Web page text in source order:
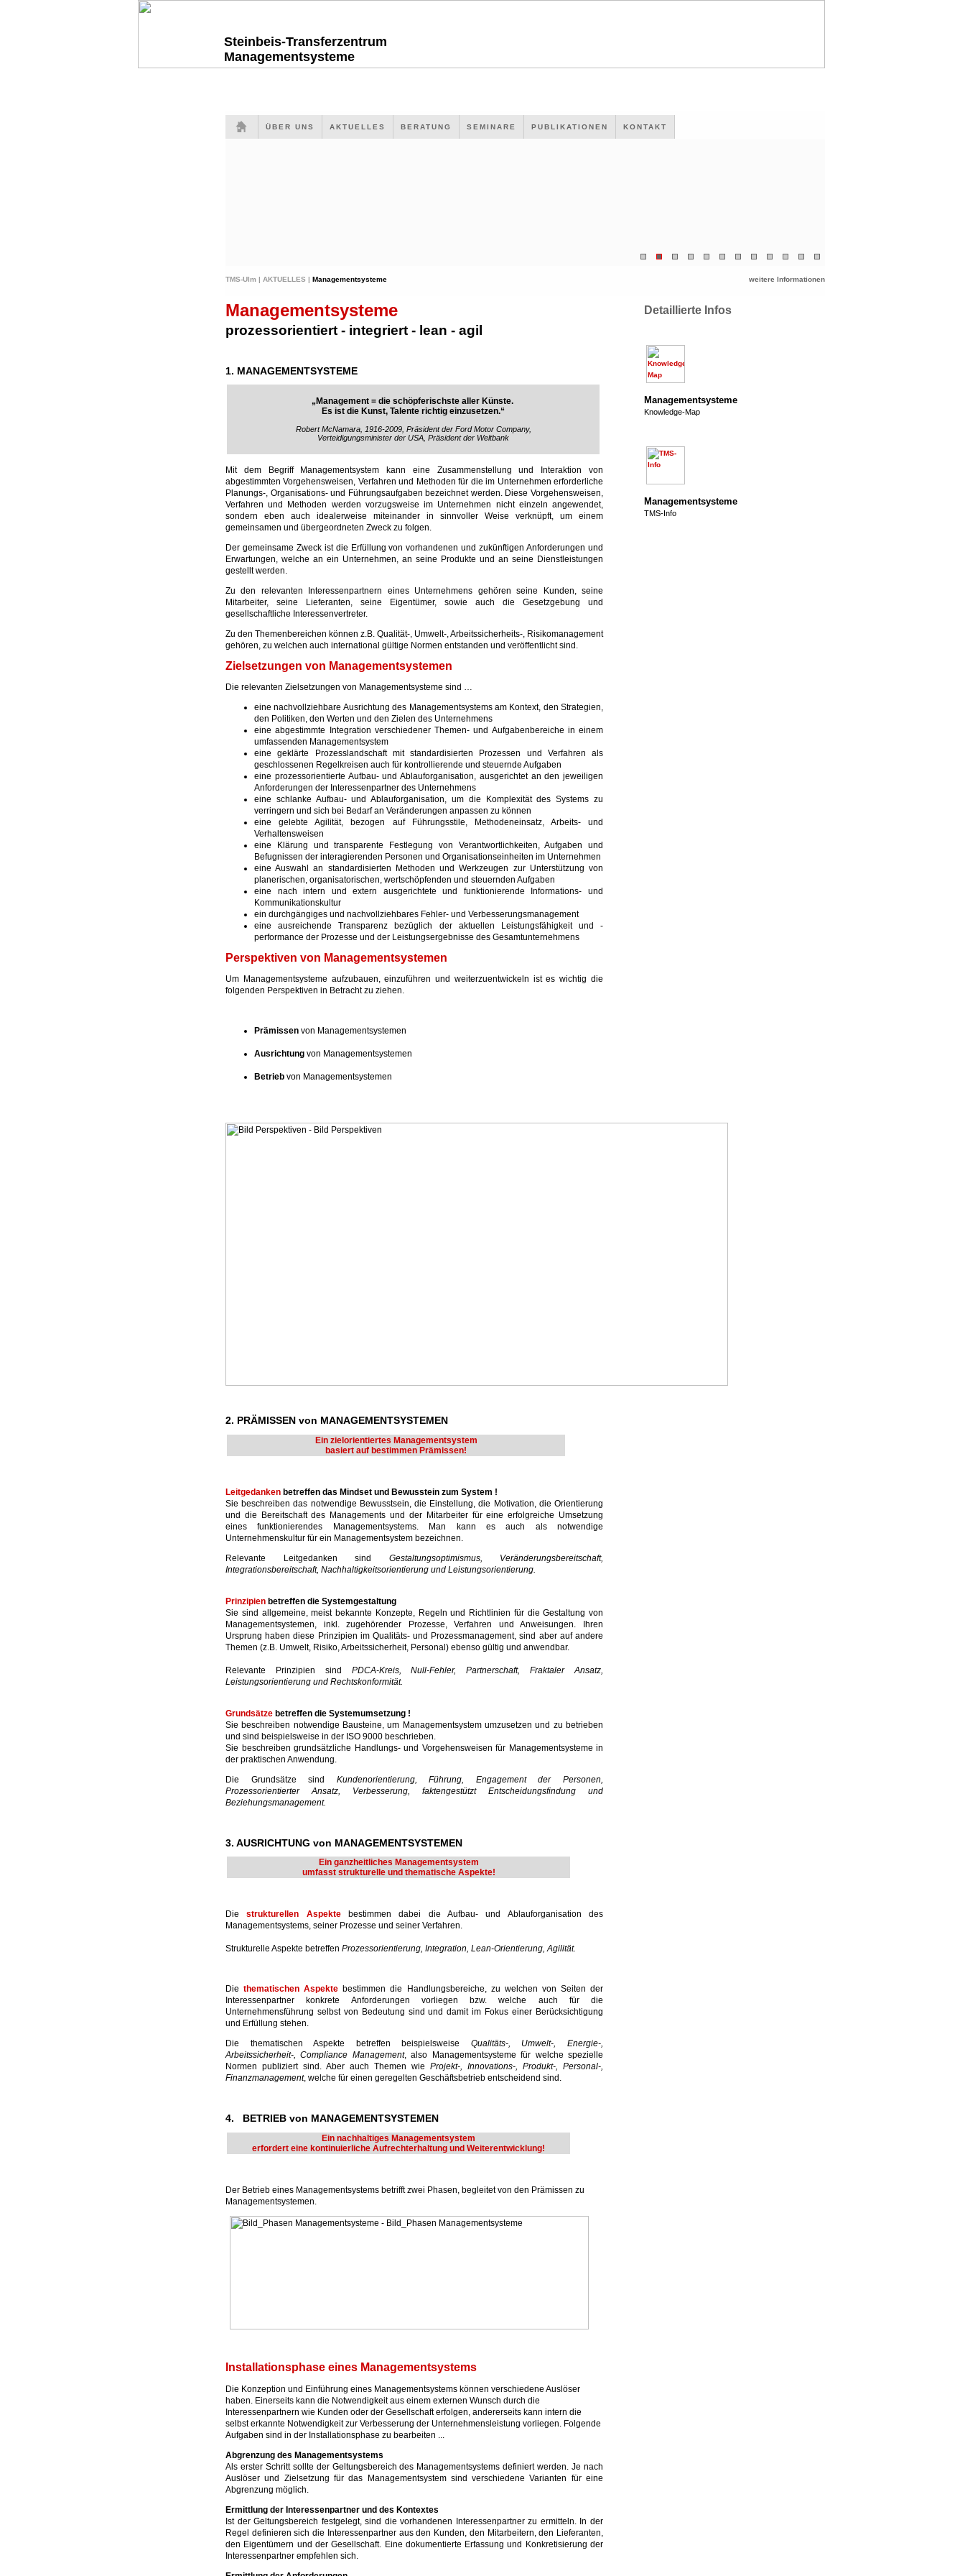
Steinbeis-Transferzentrum
Managementsysteme
ÜBER UNS AKTUELLES BERATUNG SEMINARE PUBLIKATIONEN KONTAKT
TMS-Ulm | AKTUELLES | Managementsysteme weitere Informationen
Managementsysteme
prozessorientiert - integriert - lean - agil
1. MANAGEMENTSYSTEME
„Management = die schöpferischste aller Künste.
Es ist die Kunst, Talente richtig einzusetzen.“
Robert McNamara, 1916-2009, Präsident der Ford Motor Company,
Verteidigungsminister der USA, Präsident der Weltbank
Mit dem Begriff Managementsystem kann eine Zusammenstellung und Interaktion von
abgestimmten Vorgehensweisen, Verfahren und Methoden für die im Unternehmen erforderliche
Planungs-, Organisations- und Führungsaufgaben bezeichnet werden. Diese Vorgehensweisen,
Verfahren und Methoden werden vorzugsweise im Unternehmen nicht einzeln angewendet,
sondern eben auch idealerweise miteinander in sinnvoller Weise verknüpft, um einem
gemeinsamen und übergeordneten Zweck zu folgen.
Der gemeinsame Zweck ist die Erfüllung von vorhandenen und zukünftigen Anforderungen und
Erwartungen, welche an ein Unternehmen, an seine Produkte und an seine Dienstleistungen
gestellt werden.
Zu den relevanten Interessenpartnern eines Unternehmens gehören seine Kunden, seine
Mitarbeiter, seine Lieferanten, seine Eigentümer, sowie auch die Gesetzgebung und
gesellschaftliche Interessenvertreter.
Zu den Themenbereichen können z.B. Qualität-, Umwelt-, Arbeitssicherheits-, Risikomanagement
gehören, zu welchen auch international gültige Normen entstanden und veröffentlicht sind.
Zielsetzungen von Managementsystemen
Die relevanten Zielsetzungen von Managementsysteme sind …
eine nachvollziehbare Ausrichtung des Managementsystems am Kontext, den Strategien,
den Politiken, den Werten und den Zielen des Unternehmens
eine abgestimmte Integration verschiedener Themen- und Aufgabenbereiche in einem
umfassenden Managementsystem
eine geklärte Prozesslandschaft mit standardisierten Prozessen und Verfahren als
geschlossenen Regelkreisen auch für kontrollierende und steuernde Aufgaben
eine prozessorientierte Aufbau- und Ablauforganisation, ausgerichtet an den jeweiligen
Anforderungen der Interessenpartner des Unternehmens
eine schlanke Aufbau- und Ablauforganisation, um die Komplexität des Systems zu
verringern und sich bei Bedarf an Veränderungen anpassen zu können
eine gelebte Agilität, bezogen auf Führungsstile, Methodeneinsatz, Arbeits- und
Verhaltensweisen
eine Klärung und transparente Festlegung von Verantwortlichkeiten, Aufgaben und
Befugnissen der interagierenden Personen und Organisationseinheiten im Unternehmen
eine Auswahl an standardisierten Methoden und Werkzeugen zur Unterstützung von
planerischen, organisatorischen, wertschöpfenden und steuernden Aufgaben
eine nach intern und extern ausgerichtete und funktionierende Informations- und
Kommunikationskultur
ein durchgängiges und nachvollziehbares Fehler- und Verbesserungsmanagement
eine ausreichende Transparenz bezüglich der aktuellen Leistungsfähigkeit und -
performance der Prozesse und der Leistungsergebnisse des Gesamtunternehmens
Perspektiven von Managementsystemen
Um Managementsysteme aufzubauen, einzuführen und weiterzuentwickeln ist es wichtig die
folgenden Perspektiven in Betracht zu ziehen.
Prämissen von Managementsystemen
Ausrichtung von Managementsystemen
Betrieb von Managementsystemen
2. PRÄMISSEN von MANAGEMENTSYSTEMEN
Ein zielorientiertes Managementsystem
basiert auf bestimmen Prämissen!
Leitgedanken betreffen das Mindset und Bewusstein zum System !
Sie beschreiben das notwendige Bewusstsein, die Einstellung, die Motivation, die Orientierung
und die Bereitschaft des Managements und der Mitarbeiter für eine erfolgreiche Umsetzung
eines funktionierendes Managementsystems. Man kann es auch als notwendige
Unternehmenskultur für ein Managementsystem bezeichnen.
Relevante Leitgedanken sind Gestaltungsoptimismus, Veränderungsbereitschaft,
Integrationsbereitschaft, Nachhaltigkeitsorientierung und Leistungsorientierung.
Prinzipien betreffen die Systemgestaltung
Sie sind allgemeine, meist bekannte Konzepte, Regeln und Richtlinien für die Gestaltung von
Managementsystemen, inkl. zugehörender Prozesse, Verfahren und Anweisungen. Ihren
Ursprung haben diese Prinzipien im Qualitäts- und Prozessmanagement, sind aber auf andere
Themen (z.B. Umwelt, Risiko, Arbeitssicherheit, Personal) ebenso gültig und anwendbar.
Relevante Prinzipien sind PDCA-Kreis, Null-Fehler, Partnerschaft, Fraktaler Ansatz,
Leistungsorientierung und Rechtskonformität.
Grundsätze betreffen die Systemumsetzung !
Sie beschreiben notwendige Bausteine, um Managementsystem umzusetzen und zu betrieben
und sind beispielsweise in der ISO 9000 beschrieben.
Sie beschreiben grundsätzliche Handlungs- und Vorgehensweisen für Managementsysteme in
der praktischen Anwendung.
Die Grundsätze sind Kundenorientierung, Führung, Engagement der Personen,
Prozessorientierter Ansatz, Verbesserung, faktengestützt Entscheidungsfindung und
Beziehungsmanagement.
3. AUSRICHTUNG von MANAGEMENTSYSTEMEN
Ein ganzheitliches Managementsystem
umfasst strukturelle und thematische Aspekte!
Diestrukturellen Aspektebestimmen dabei die Aufbau- und Ablauforganisation des
Managementsystems, seiner Prozesse und seiner Verfahren.
Strukturelle Aspekte betreffen Prozessorientierung, Integration, Lean-Orientierung, Agilität.
Diethematischen Aspekte bestimmen die Handlungsbereiche, zu welchen von Seiten der
Interessenpartner konkrete Anforderungen vorliegen bzw. welche auch für die
Unternehmensführung selbst von Bedeutung sind und damit im Fokus einer Berücksichtigung
und Erfüllung stehen.
Die thematischen Aspekte betreffen beispielsweise Qualitäts-, Umwelt-, Energie-,
Arbeitssicherheit-, Compliance Management, also Managementsysteme für welche spezielle
Normen publiziert sind. Aber auch Themen wie Projekt-, Innovations-, Produkt-, Personal-,
Finanzmanagement, welche für einen geregelten Geschäftsbetrieb entscheidend sind.
4. BETRIEB von MANAGEMENTSYSTEMEN
Ein nachhaltiges Managementsystem
erfordert eine kontinuierliche Aufrechterhaltung und Weiterentwicklung!
Der Betrieb eines Managementsystems betrifft zwei Phasen, begleitet von den Prämissen zu
Managementsystemen.
Installationsphase eines Managementsystems
Die Konzeption und Einführung eines Managementsystems können verschiedene Auslöser
haben. Einerseits kann die Notwendigkeit aus einem externen Wunsch durch die
Interessenpartnern wie Kunden oder der Gesellschaft erfolgen, andererseits kann intern die
selbst erkannte Notwendigkeit zur Verbesserung der Unternehmensleistung vorliegen. Folgende
Aufgaben sind in der Installationsphase zu bearbeiten ...
Abgrenzung des Managementsystems
Als erster Schritt sollte der Geltungsbereich des Managementsystems definiert werden. Je nach
Auslöser und Zielsetzung für das Managementsystem sind verschiedene Varianten für eine
Abgrenzung möglich.
Ermittlung der Interessenpartner und des Kontextes
Ist der Geltungsbereich festgelegt, sind die vorhandenen Interessenpartner zu ermitteln. In der
Regel definieren sich die Interessenpartner aus den Kunden, den Mitarbeitern, den Lieferanten,
den Eigentümern und der Gesellschaft. Eine dokumentierte Erfassung und Konkretisierung der
Interessenpartner empfehlen sich.
Detaillierte Infos
Managementsysteme
Knowledge-Map
Managementsysteme
TMS-Info